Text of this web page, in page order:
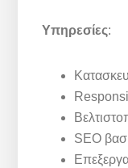
Υπηρεσίες:
SEO